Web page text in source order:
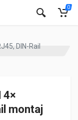
0
DIN-Rail
4×
montaj